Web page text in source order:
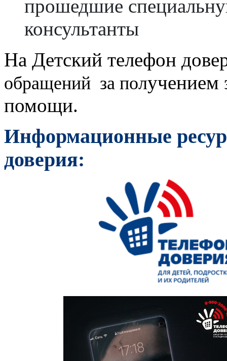
прошедшие
консультанты
На Детский телефон
обращений за получением
помощи.
Информационные
доверия: